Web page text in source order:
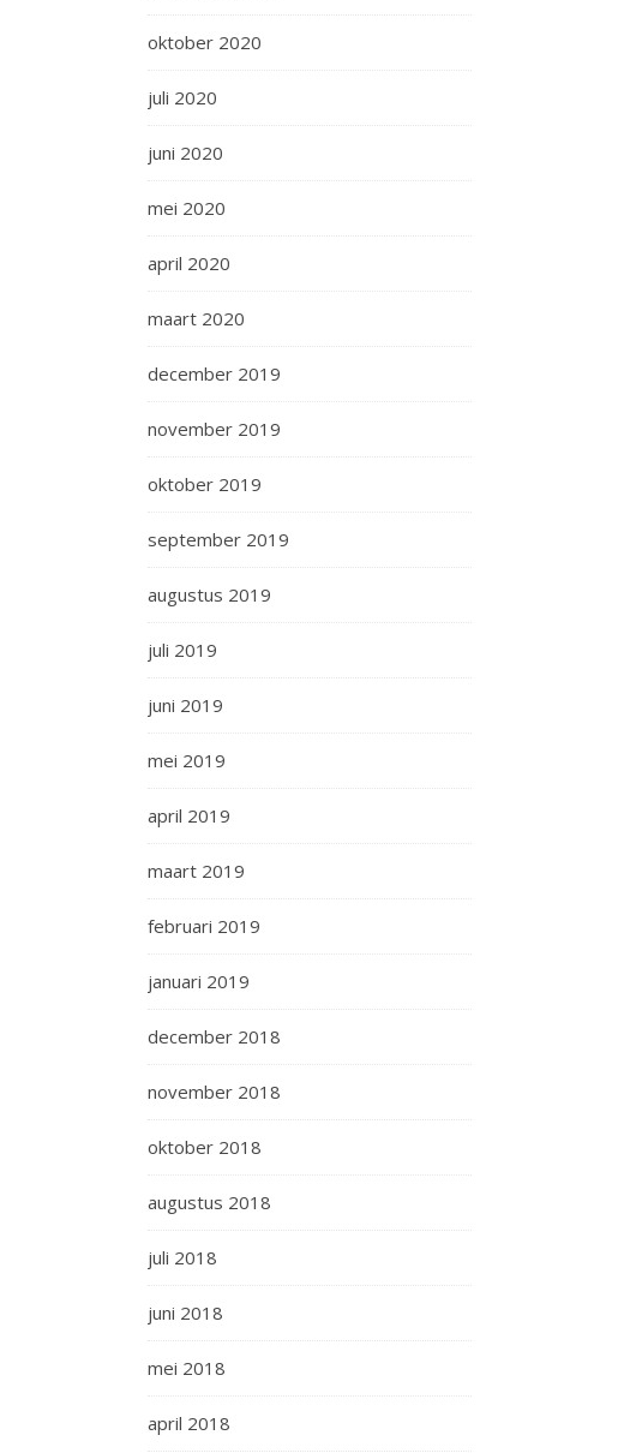
oktober 2020
juli 2020
juni 2020
mei 2020
april 2020
maart 2020
december 2019
november 2019
oktober 2019
september 2019
augustus 2019
juli 2019
juni 2019
mei 2019
april 2019
maart 2019
februari 2019
januari 2019
december 2018
november 2018
oktober 2018
augustus 2018
juli 2018
juni 2018
mei 2018
april 2018